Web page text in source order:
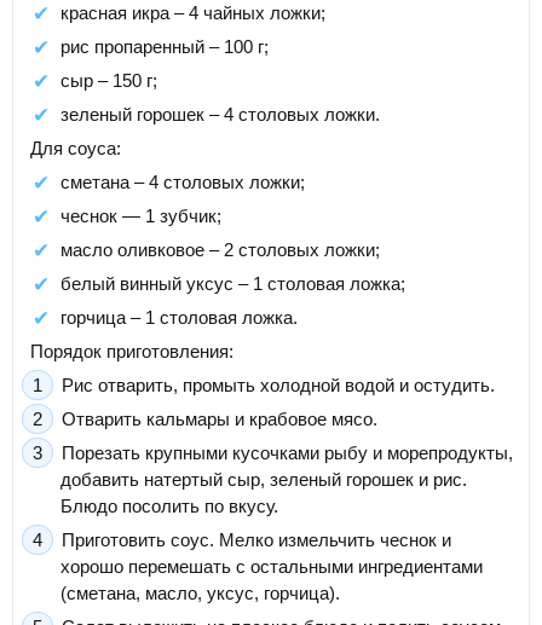
красная икра – 4 чайных ложки;
рис пропаренный – 100 г;
сыр – 150 г;
зеленый горошек – 4 столовых ложки.
Для соуса:
сметана – 4 столовых ложки;
чеснок — 1 зубчик;
масло оливковое – 2 столовых ложки;
белый винный уксус – 1 столовая ложка;
горчица – 1 столовая ложка.
Порядок приготовления:
Рис отварить, промыть холодной водой и остудить.
Отварить кальмары и крабовое мясо.
Порезать крупными кусочками рыбу и морепродукты,
добавить натертый сыр, зеленый горошек и рис.
Блюдо посолить по вкусу.
Приготовить соус. Мелко измельчить чеснок и
хорошо перемешать с остальными ингредиентами
(сметана, масло, уксус, горчица).